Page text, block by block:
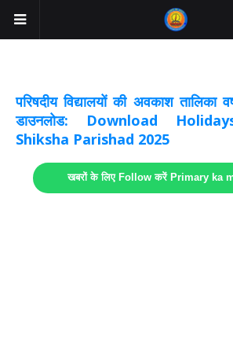
परिषदीय विद्यालयों की अवकाश
डाउनलोड: Download
Shiksha Parishad 2025
खबरों के लिए Follow करें Primary ka